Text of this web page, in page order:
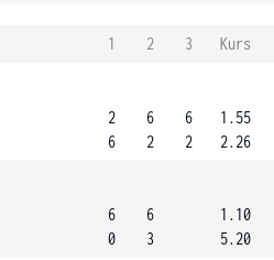
1 2 3
Kurs
2
6
6
2
6
2
1.55
2.26
6
0
6
3
1.10
5.20